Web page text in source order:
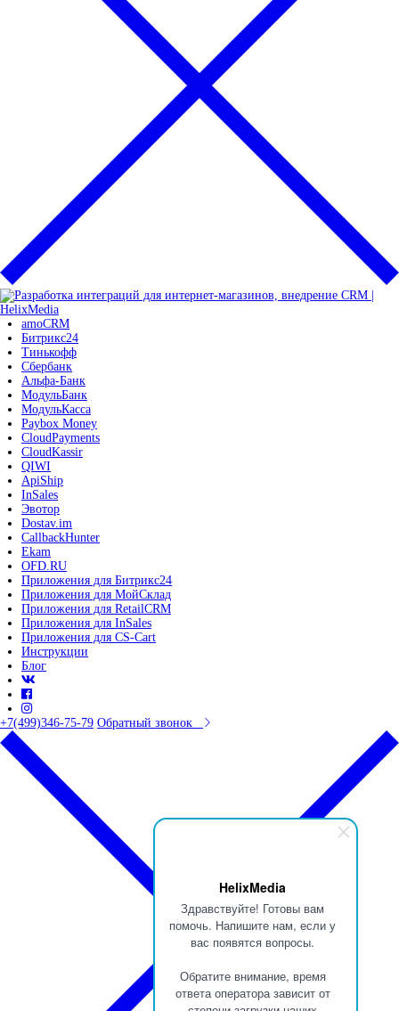
HelixMedia
Здравствуйте! Готовы вам
помочь. Напишите нам, если у
вас появятся вопросы.
Обратите внимание, время
ответа оператора зависит от
amoCRM
Битрикс24
Тинькофф
Сбербанк
Альфа-Банк
МодульБанк
МодульКасса
Paybox Money
CloudPayments
CloudKassir
QIWI
ApiShip
InSales
Эвотор
Dostav.im
CallbackHunter
Ekam
OFD.RU
Приложения для Битрикс24
Приложения для МойСклад
Приложения для RetailCRM
Приложения для InSales
Приложения для CS-Cart
Инструкции
Блог
+7(499)346-75-79 Обратный звонок